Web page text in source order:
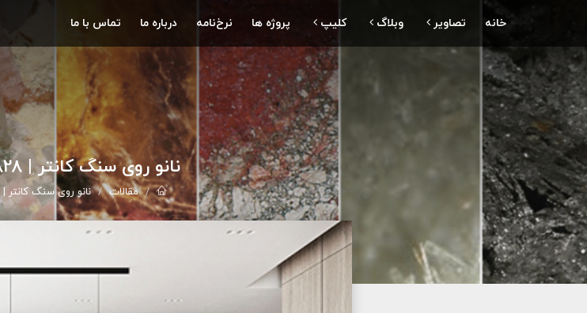
خانه تصاویر وبلاگ کلیپ پروژه ها نرخ‌نامه درباره ما تماس با ما
نانو روی سنگ کانتر | 09121030828
مقالات نانو روی سنگ کانتر | 09121030828